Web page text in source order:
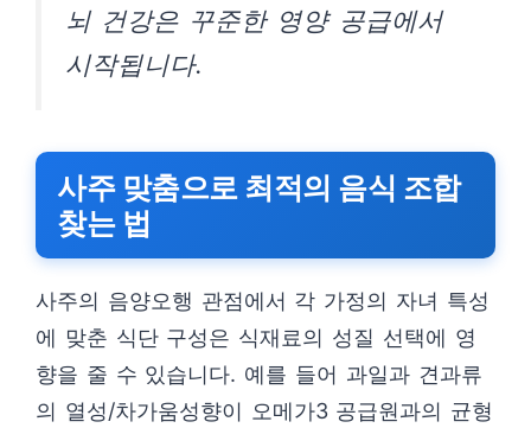
뇌 건강은 꾸준한 영양 공급에서
시작됩니다.
사주 맞춤으로 최적의 음식 조합
찾는 법
사주의 음양오행 관점에서 각 가정의 자녀 특성
에 맞춘 식단 구성은 식재료의 성질 선택에 영
향을 줄 수 있습니다. 예를 들어 과일과 견과류
의 열성/차가움성향이 오메가3 공급원과의 균형